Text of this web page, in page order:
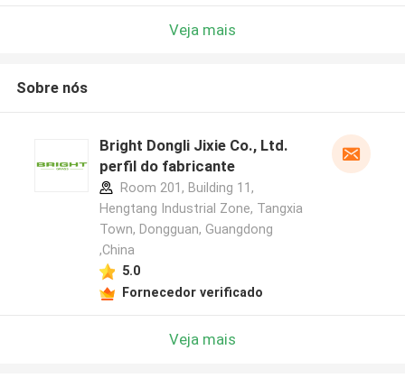
Veja mais
Sobre nós
Bright Dongli Jixie Co., Ltd.
perfil do fabricante
Room 201, Building 11,
Hengtang Industrial Zone, Tangxia
Town, Dongguan, Guangdong
,China
5.0
Fornecedor verificado
Veja mais